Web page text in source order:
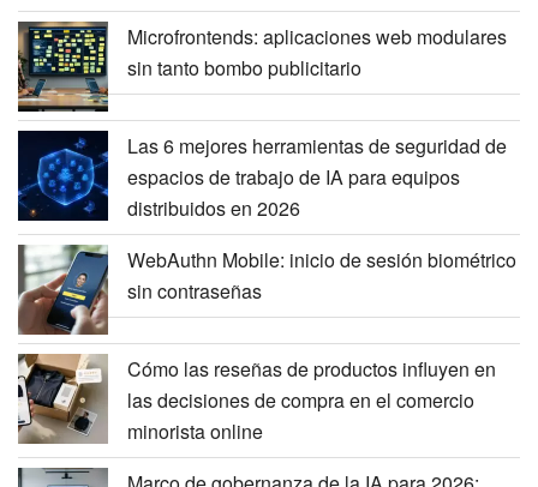
Microfrontends: aplicaciones web modulares
sin tanto bombo publicitario
Las 6 mejores herramientas de seguridad de
espacios de trabajo de IA para equipos
distribuidos en 2026
WebAuthn Mobile: inicio de sesión biométrico
sin contraseñas
Cómo las reseñas de productos influyen en
las decisiones de compra en el comercio
minorista online